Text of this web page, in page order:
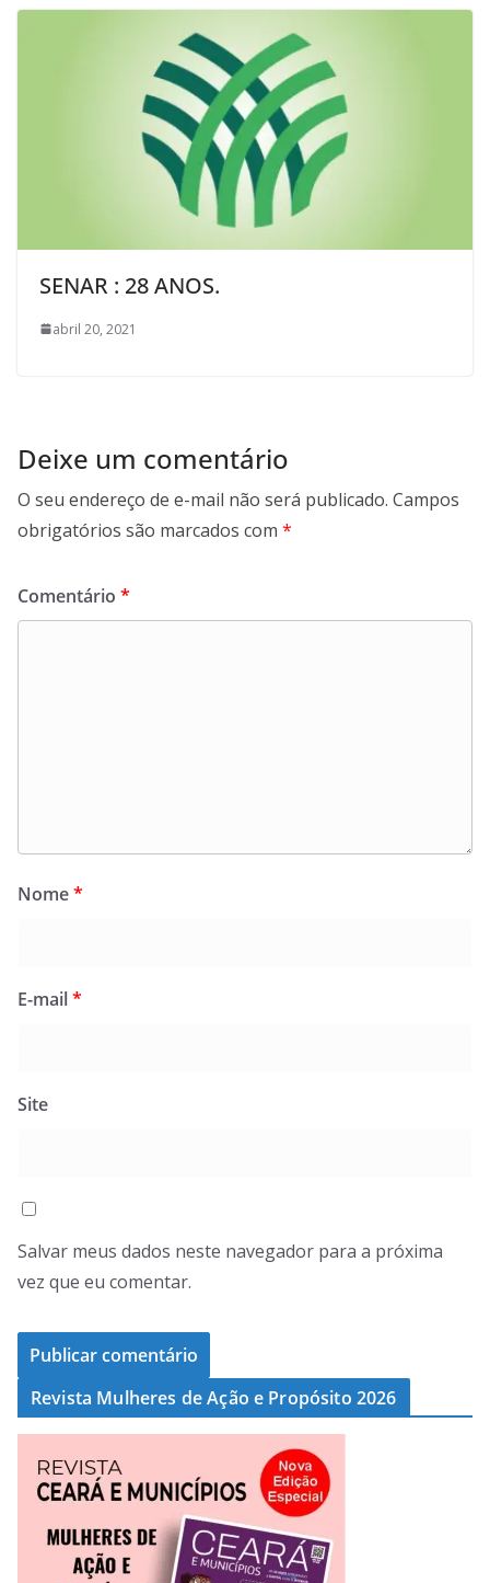
SENAR : 28 ANOS.
abril 20, 2021
Deixe um comentário
O seu endereço de e-mail não será publicado. Campos
obrigatórios são marcados com *
Comentário *
Nome*
E-mail*
Site
Salvar meus dados neste navegador para a próxima
vez que eu comentar.
Revista Mulheres de Ação e Propósito 2026